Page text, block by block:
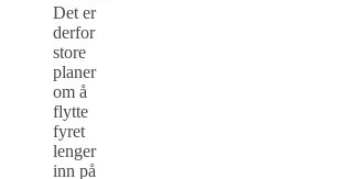
Det er
derfor
store
planer
om å
flytte
fyret
lenger
inn på